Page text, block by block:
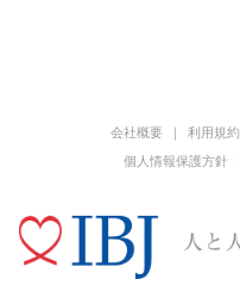
会社概要 利用規約
個人情報保護方針